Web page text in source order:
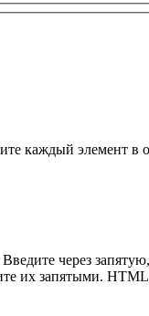
каждый элемент в
через
их запятыми.